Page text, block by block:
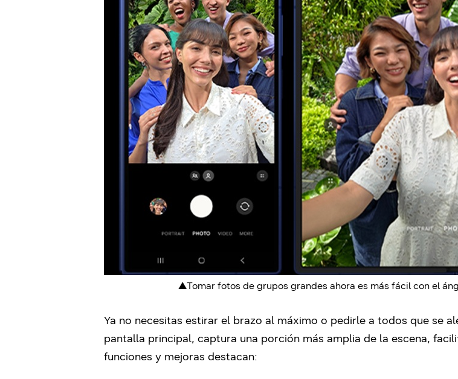
▲Tomar fotos de grupos grandes ahora es más fácil con el
Ya no necesitas estirar el brazo al máximo o pedirle a todos que se
pantalla principal, captura una porción más amplia de la escena,
funciones y mejoras destacan: